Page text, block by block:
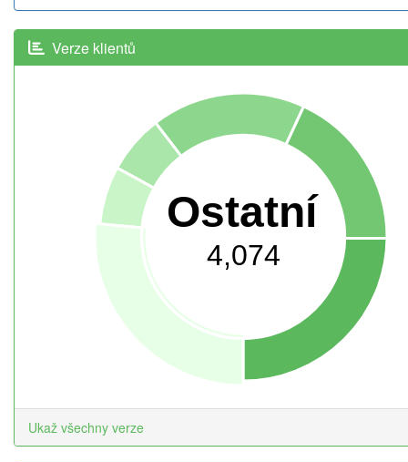
Verze klientů
Ostatní
4,074
Ukaž všechny verze